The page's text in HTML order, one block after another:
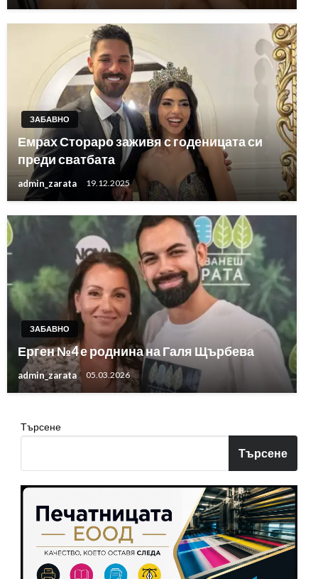
ЗАБАВНО
Емрах Стораро заживя с годеницата си
преди сватбата
admin_zarata 19.12.2025
ЗАБАВНО
Ерген №4 е роднина на Галя Щърбева
admin_zarata 05.03.2026
Търсене
Търсене